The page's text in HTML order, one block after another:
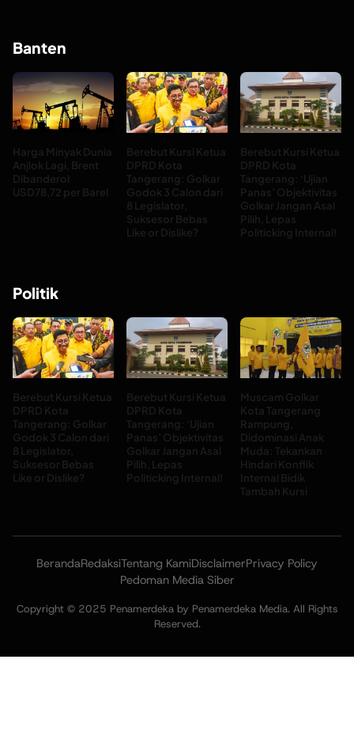
Banten
Harga Minyak Dunia
Anjlok Lagi, Brent
Dibanderol
USD78,72 per Barel
Berebut Kursi Ketua
DPRD Kota
Tangerang: Golkar
Godok 3 Calon dari
8 Legislator,
Suksesor Bebas
Like or Dislike?
Berebut Kursi Ketua
DPRD Kota
Tangerang: ‘Ujian
Panas’ Objektivitas
Golkar Jangan Asal
Pilih, Lepas
Politicking Internal!
Politik
Berebut Kursi Ketua
DPRD Kota
Tangerang: Golkar
Godok 3 Calon dari
8 Legislator,
Suksesor Bebas
Like or Dislike?
Berebut Kursi Ketua
DPRD Kota
Tangerang: ‘Ujian
Panas’ Objektivitas
Golkar Jangan Asal
Pilih, Lepas
Politicking Internal!
Muscam Golkar
Kota Tangerang
Rampung,
Didominasi Anak
Muda: Tekankan
Hindari Konflik
Internal Bidik
Tambah Kursi
BerandaRedaksiTentang KamiDisclaimerPrivacy Policy
Pedoman Media Siber
Copyright © 2025 Penamerdeka by Penamerdeka Media. All Rights
Reserved.